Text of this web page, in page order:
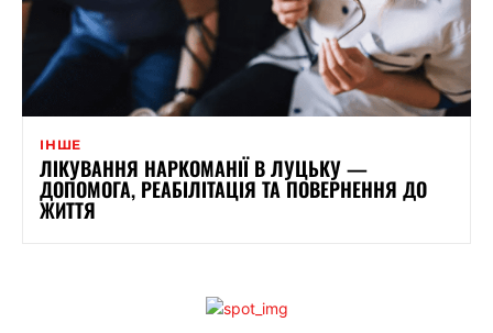
ІНШЕ
ЛІКУВАННЯ НАРКОМАНІЇ В ЛУЦЬКУ —
ДОПОМОГА, РЕАБІЛІТАЦІЯ ТА ПОВЕРНЕННЯ ДО
ЖИТТЯ